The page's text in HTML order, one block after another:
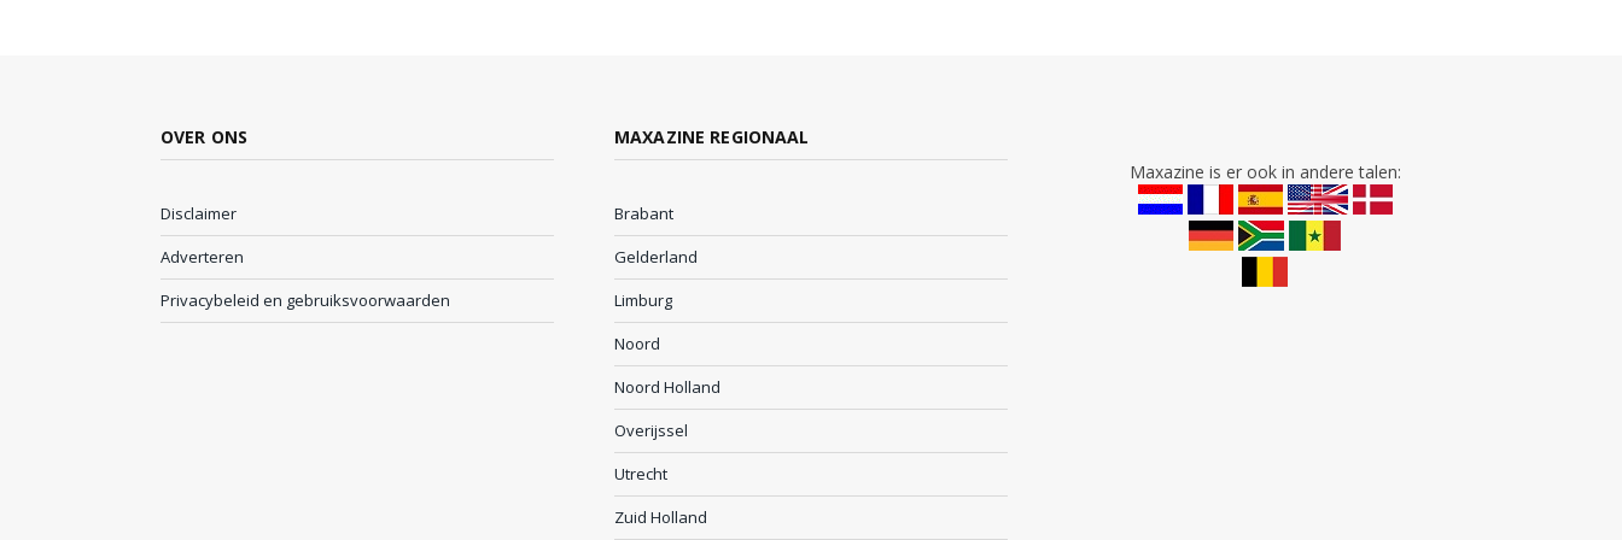
OVER ONS
Disclaimer
Adverteren
Privacybeleid en gebruiksvoorwaarden
MAXAZINE REGIONAAL
Brabant
Gelderland
Limburg
Noord
Noord Holland
Overijssel
Utrecht
Zuid Holland
Maxazine is er ook in andere talen: